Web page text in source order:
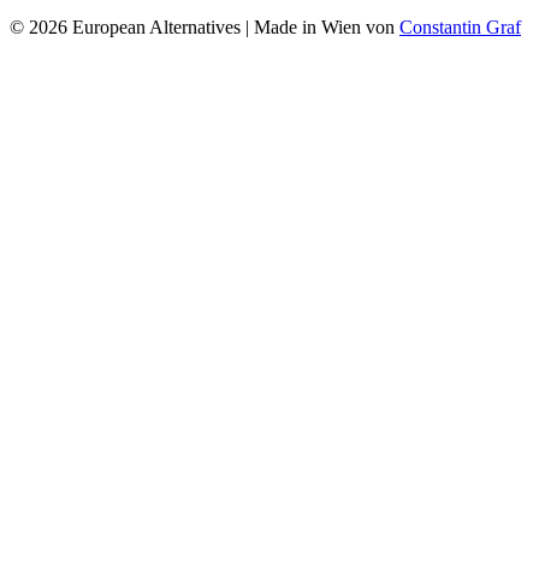
© 2026 European Alternatives | Made in Wien von Constantin Graf